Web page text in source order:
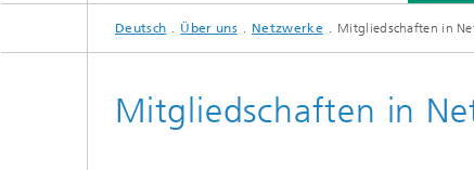
ÜBER UNS
LEISTUNGEN
Deutsch Über uns Netzwerke Mitgliedschaften in
Mitgliedschaften in